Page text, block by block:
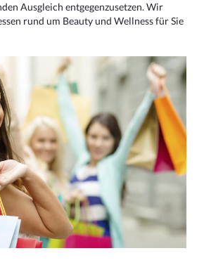
Ausgleich entgegenzusetzen. Wir
rund um Beauty und Wellness für Sie